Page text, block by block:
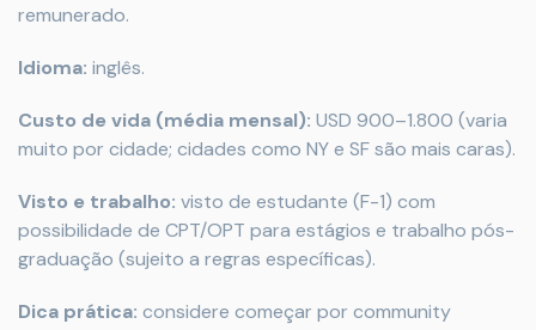
remunerado.
Idioma: inglês.
Custo de vida (média mensal): USD 900–1.800 (varia
muito por cidade; cidades como NY e SF são mais caras).
Visto e trabalho: visto de estudante (F-1) com
possibilidade de CPT/OPT para estágios e trabalho pós-
graduação (sujeito a regras específicas).
Dica prática: considere começar por community